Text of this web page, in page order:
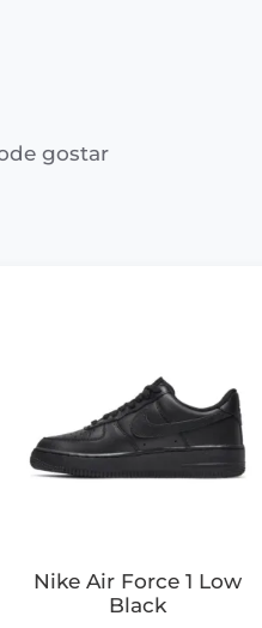
gostar
Nike Air Force 1 Low
Black